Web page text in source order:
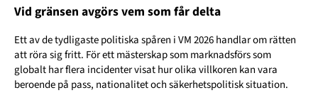
Vid gränsen avgörs vem som får delta
Ett av de tydligaste politiska spåren i VM 2026 handlar om rätten
att röra sig fritt. För ett mästerskap som marknadsförs som
globalt har flera incidenter visat hur olika villkoren kan vara
beroende på pass, nationalitet och säkerhetspolitisk situation.